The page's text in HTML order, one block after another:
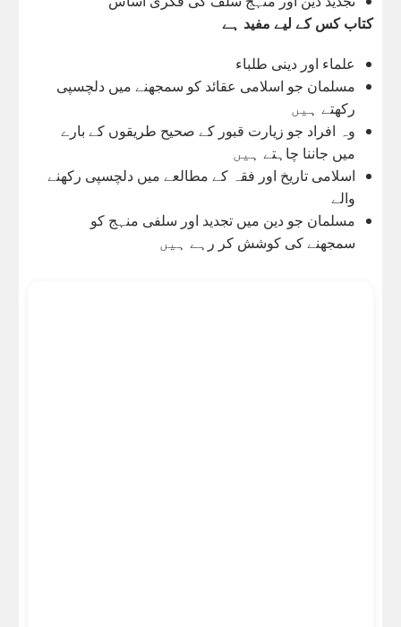
کتاب کس کے لیے مفید ہے
علماء اور دینی طلباء
مسلمان جو اسلامی عقائد کو سمجھنے میں دلچسپی
رکھتے ہیں
وہ افراد جو زیارت قبور کے صحیح طریقوں کے بارے
میں جاننا چاہتے ہیں
اسلامی تاریخ اور فقہ کے مطالعے میں دلچسپی رکھنے
والے
مسلمان جو دین میں تجدید اور سلفی منہج کو
سمجھنے کی کوشش کر رہے ہیں